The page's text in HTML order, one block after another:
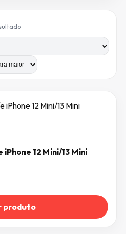
12 Mini/13 Mini
produto